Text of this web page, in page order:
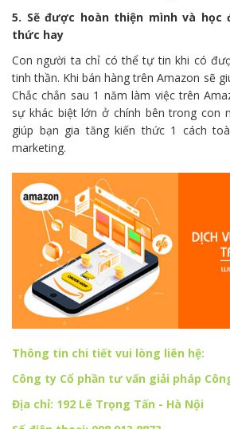
5. Sẽ được hoàn thiện mình và học
thức hay
Con người ta chỉ có thể tự tin khi có
tinh thần. Khi bán hàng trên Amazon sẽ
Chắc chắn sau 1 năm làm việc trên
sự khác biệt lớn ở chính bên trong con
giúp bạn gia tăng kiến thức 1 cách
marketing.
Thông tin chi tiết vui lòng liên hệ:
Công ty Cổ phần tư vấn giải pháp
Địa chỉ: 192 Lê Trọng Tấn - Hà Nội